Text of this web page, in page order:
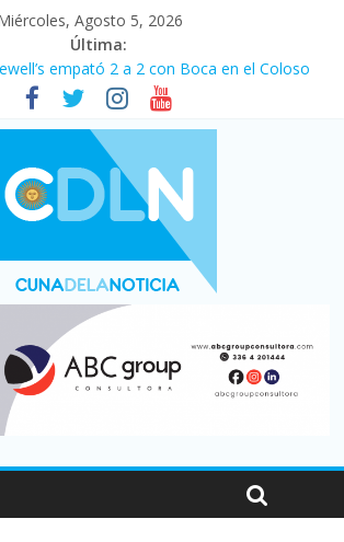
Agosto 5, 2026
Última:
empató 2 a 2 con Boca en el Coloso
con más movimiento y consumo
de personas viajaron por el país, un 5,9%
de autos usados en julio: bajó un 12,6%
al River de Coudet en el Monumental
relaciones con el Gobierno nacional